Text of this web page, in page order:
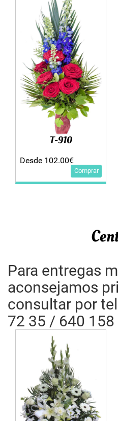
T-910
Desde 102.00€
Comprar
Para entregas
aconsejamos
consultar por
72 35 / 640